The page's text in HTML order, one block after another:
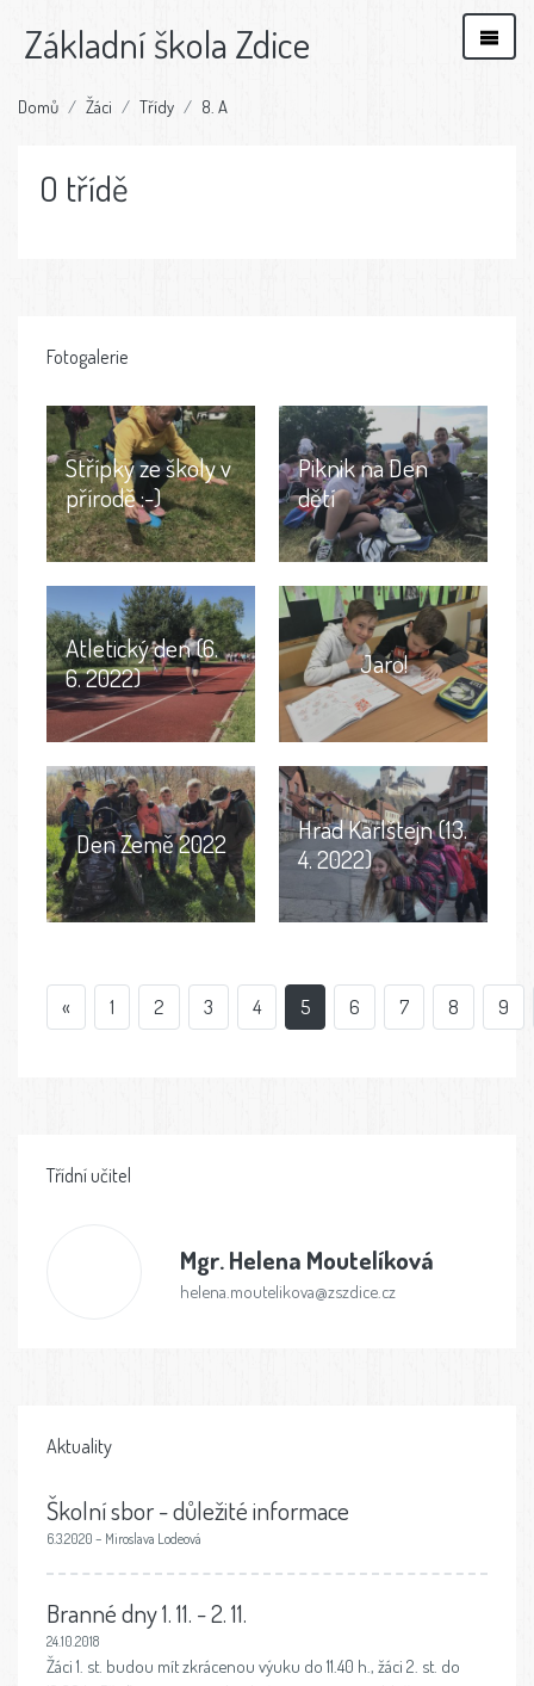
Základní škola Zdice
Domů Žáci Třídy 8. A
O třídě
Fotogalerie
Střípky ze školy v
přírodě :-)
Piknik na Den
dětí
Atletický den (6.
6. 2022)
Jaro!
Den Země 2022
Hrad Karlštejn (13.
4. 2022)
« 1 2 3 4 5 6 7 8 9
Třídní učitel
Mgr.Helena Moutelíková
helena.moutelikova@zszdice.cz
Aktuality
Školní sbor - důležité informace
6.3.2020 – Miroslava Lodeová
Branné dny 1. 11. - 2. 11.
24.10.2018
Žáci 1. st. budou mít zkrácenou výuku do 11.40 h., žáci 2. st. do